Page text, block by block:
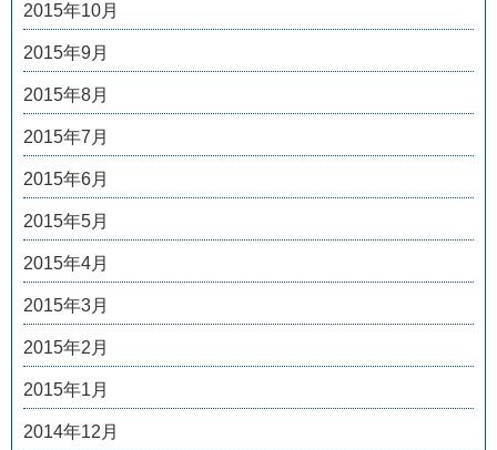
2015年10月
2015年9月
2015年8月
2015年7月
2015年6月
2015年5月
2015年4月
2015年3月
2015年2月
2015年1月
2014年12月